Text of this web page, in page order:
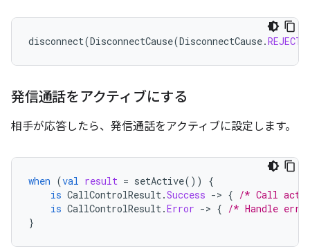
disconnect(DisconnectCause(DisconnectCause.
発信通話をアクティブにする
相手が応答したら、発信通話をアクティブに設定します。
when (val result = setActive())
{
is CallControlResult.Success -> { /* Call
is CallControlResult.Error -> { /* Handle
}